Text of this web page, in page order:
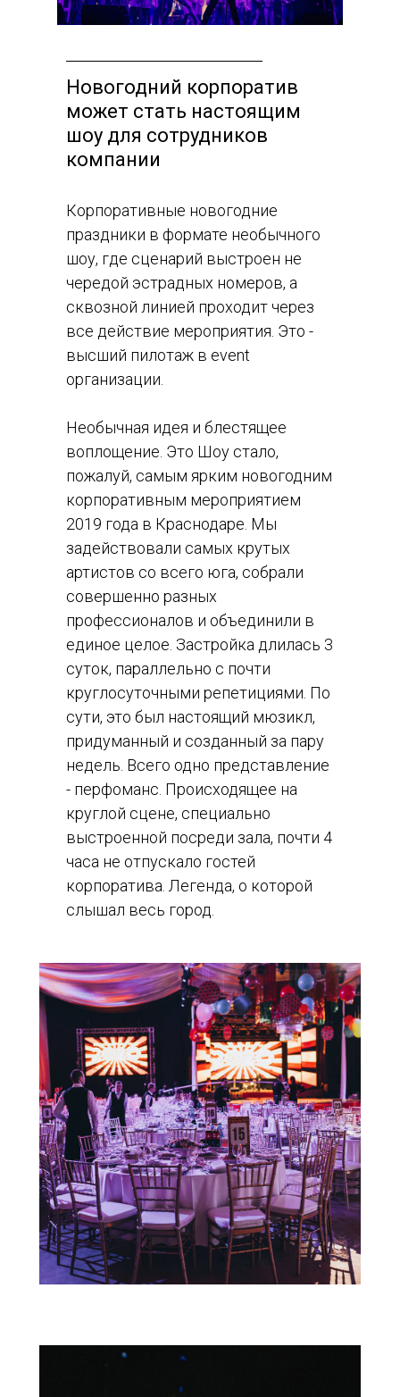
Новогодний корпоратив
может стать настоящим
шоу для сотрудников
компании
Корпоративные новогодние
праздники в формате необычного
шоу, где сценарий выстроен не
чередой эстрадных номеров, а
сквозной линией проходит через
все действие мероприятия. Это -
высший пилотаж в event
организации.
Необычная идея и блестящее
воплощение. Это Шоу стало,
пожалуй, самым ярким новогодним
корпоративным мероприятием
2019 года в Краснодаре. Мы
задействовали самых крутых
артистов со всего юга, собрали
совершенно разных
профессионалов и объединили в
единое целое. Застройка длилась 3
суток, параллельно с почти
круглосуточными репетициями. По
сути, это был настоящий мюзикл,
придуманный и созданный за пару
недель. Всего одно представление
- перфоманс. Происходящее на
круглой сцене, специально
выстроенной посреди зала, почти 4
часа не отпускало гостей
корпоратива. Легенда, о которой
слышал весь город.